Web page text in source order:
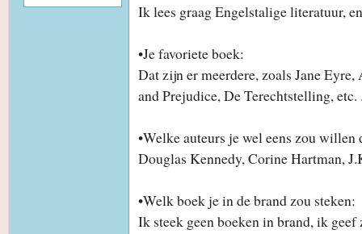
Ik lees graag Engelstalige literatuur,
•Je favoriete boek:
Dat zijn er meerdere, zoals Jane
and Prejudice, De Terechtstelling, etc.
•Welke auteurs je wel eens zou willen
Douglas Kennedy, Corine Hartman,
•Welk boek je in de brand zou steken:
Ik steek geen boeken in brand, ik geef